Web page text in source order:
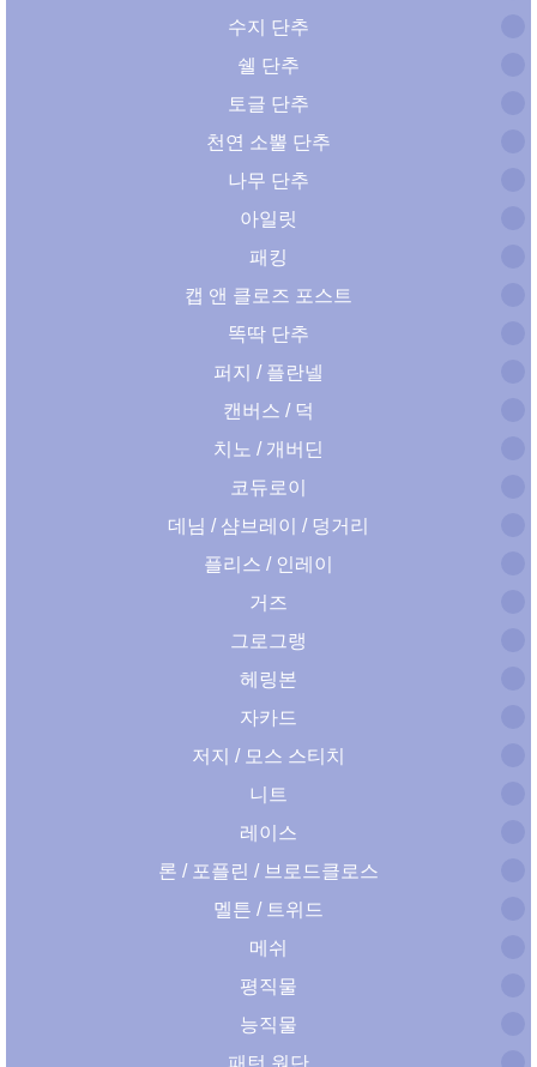
수지 단추
쉘 단추
토글 단추
천연 소뿔 단추
나무 단추
아일릿
패킹
캡 앤 클로즈 포스트
똑딱 단추
퍼지 / 플란넬
캔버스 / 덕
치노 / 개버딘
코듀로이
데님 / 샴브레이 / 덩거리
플리스 / 인레이
거즈
그로그랭
헤링본
자카드
저지 / 모스 스티치
니트
레이스
론 / 포플린 / 브로드클로스
멜튼 / 트위드
메쉬
평직물
능직물
패턴 원단